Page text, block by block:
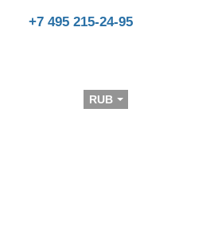
+7 495 215-24-95
RUB